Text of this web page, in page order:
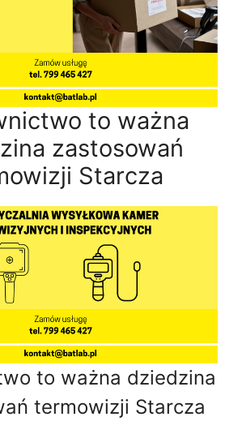
to ważna
zastosowań
Starcza
to ważna dziedzina
termowizji Starcza